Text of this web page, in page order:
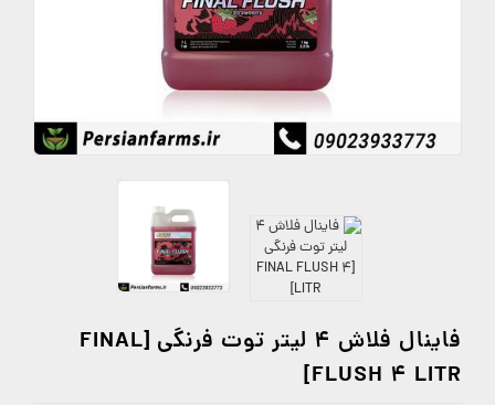
فاینال فلاش 4 لیتر توت فرنگی [FINAL
FLUSH 4 LITR]